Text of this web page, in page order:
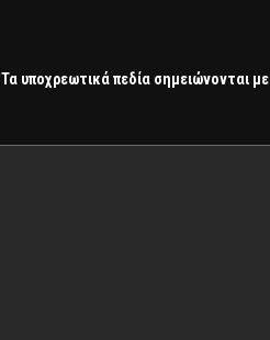
Τα υποχρεωτικά πεδία σημειώνονται με